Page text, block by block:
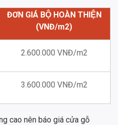
ĐƠN GIÁ BỘ HOÀN THIỆN
(VNĐ/m2)
2.600.000 VNĐ/m2
3.600.000 VNĐ/m2
cao nên báo giá cửa gỗ